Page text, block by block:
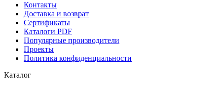
Контакты
Доставка и возврат
Сертификаты
Каталоги PDF
Популярные производители
Проекты
Политика конфиденциальности
Каталог